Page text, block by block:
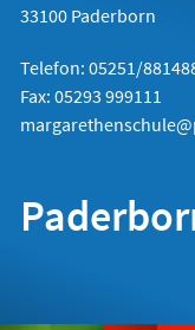
33100 Paderborn
Telefon: 05251/
Fax: 05293 999111